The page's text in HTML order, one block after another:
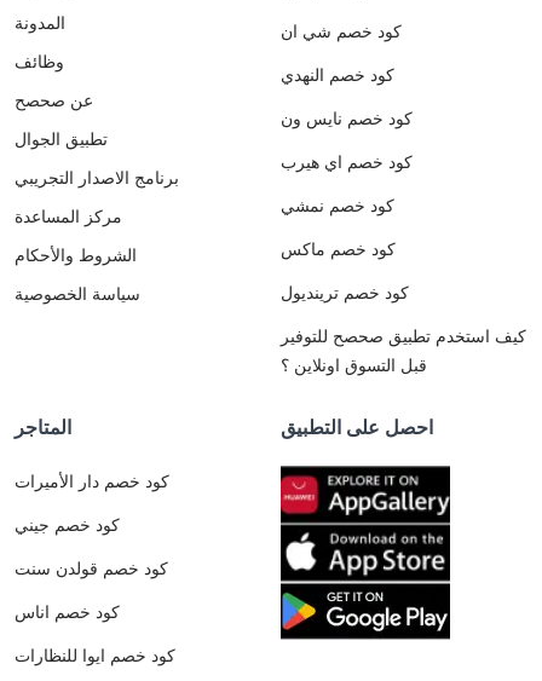
المدونة
وظائف
عن صحصح
تطبيق الجوال
برنامج الاصدار التجريبي
مركز المساعدة
الشروط والأحكام
سياسة الخصوصية
كود خصم شي ان
كود خصم النهدي
كود خصم نايس ون
كود خصم اي هيرب
كود خصم نمشي
كود خصم ماكس
كود خصم ترينديول
كيف استخدم تطبيق صحصح للتوفير
قبل التسوق اونلاين ؟
المتاجر
كود خصم دار الأميرات
كود خصم جيني
كود خصم قولدن سنت
كود خصم اناس
كود خصم ايوا للنظارات
احصل على التطبيق